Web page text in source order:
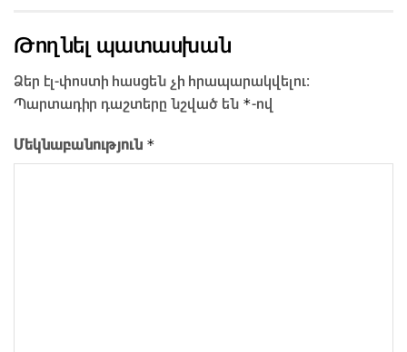
Թողնել պատասխան
Ձեր էլ-փոստի հասցեն չի հրապարակվելու։
Պարտադիր դաշտերը նշված են *-ով
Մեկնաբանություն *